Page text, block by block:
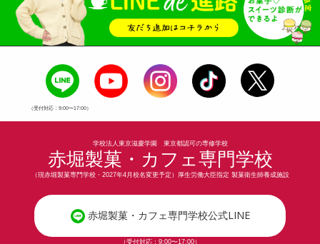
（受付対応：9:00〜17:00）
学校法人東京滋慶学園 東京都認可の専修学校
赤堀製菓・カフェ専門学校
（現赤堀製菓専門学校・2027年4月校名変更予定）厚生労働大臣指定 製菓衛生師養成施設
赤堀製菓・カフェ専門学校公式LINE
（受付対応：9:00〜17:00）